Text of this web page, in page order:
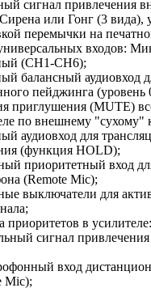
сигнал привлечения
или Гонг (3 вида),
перемычки на
входов:
(CH1-CH6);
балансный аудиовход
пейджинга (уровень
приглушения (MUTE)
по внешнему "сухому"
аудиовход для
(функция HOLD);
приоритетный вход
(Remote Mic);
выключатели для
приоритетов в усилителе:
сигнал
вход
Mic);